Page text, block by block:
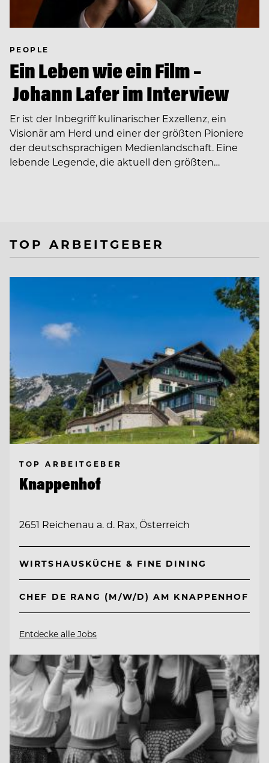
PEOPLE
Ein Leben wie ein Film –
Johann Lafer im Interview
Er ist der Inbegriff kulinarischer Exzellenz, ein
Visionär am Herd und einer der größten Pioniere
der deutschsprachigen Medienlandschaft. Eine
lebende Legende, die aktuell den größten…
TOP ARBEITGEBER
TOP ARBEITGEBER
Knappenhof
2651 Reichenau a. d. Rax, Österreich
WIRTSHAUSKÜCHE & FINE DINING
CHEF DE RANG (M/W/D) AM KNAPPENHOF
Entdecke alle Jobs